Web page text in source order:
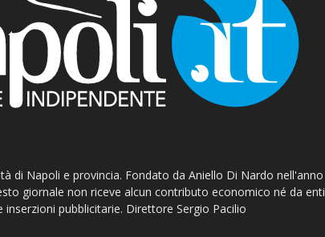
di Napoli e provincia. Fondato da Aniello Di Nardo nell'anno
giornale non riceve alcun contributo economico né da enti
pubblicitarie. Direttore Sergio Pacilio